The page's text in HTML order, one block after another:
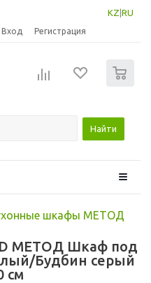
KZ RU
Вход Регистрация
Найти
шкафы МЕТОД
МЕТОД Шкаф под
Будбин серый
см